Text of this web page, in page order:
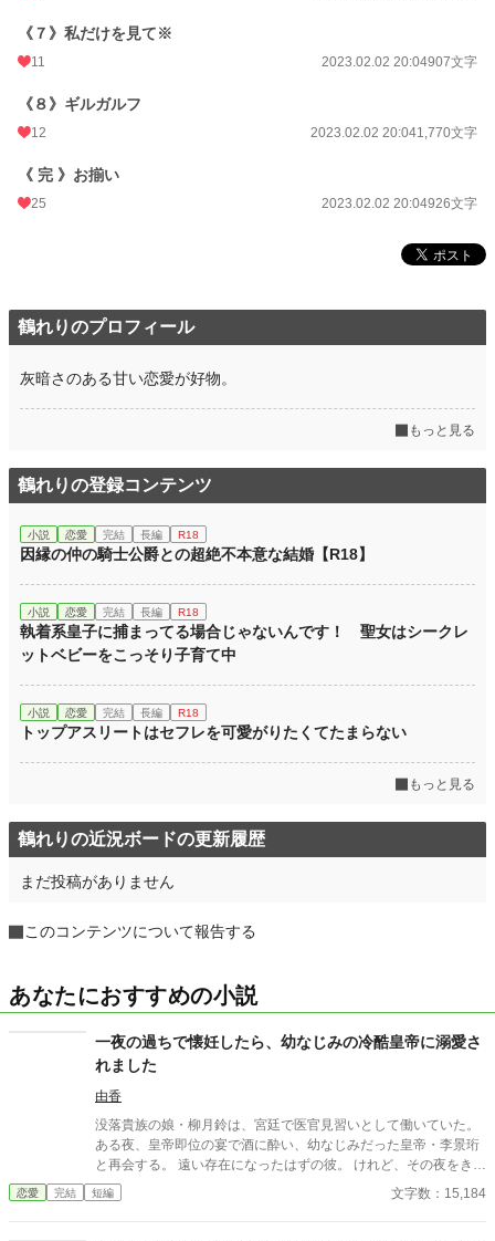
《７》私だけを見て※
11 2023.02.02 20:04907文字
《８》ギルガルフ
12 2023.02.02 20:041,770文字
《 完 》お揃い
25 2023.02.02 20:04926文字
鶴れりのプロフィール
灰暗さのある甘い恋愛が好物。
もっと見る
鶴れりの登録コンテンツ
小説 恋愛 完結 長編 R18
因縁の仲の騎士公爵との超絶不本意な結婚【R18】
小説 恋愛 完結 長編 R18
執着系皇子に捕まってる場合じゃないんです！ 聖女はシークレ
ットベビーをこっそり子育て中
小説 恋愛 完結 長編 R18
トップアスリートはセフレを可愛がりたくてたまらない
もっと見る
鶴れりの近況ボードの更新履歴
まだ投稿がありません
このコンテンツについて報告する
あなたにおすすめの小説
一夜の過ちで懐妊したら、幼なじみの冷酷皇帝に溺愛さ
れました
由香
没落貴族の娘・柳月鈴は、宮廷で医官見習いとして働いていた。
ある夜、皇帝即位の宴で酒に酔い、幼なじみだった皇帝・李景珩
と再会する。 遠い存在になったはずの彼。 けれど、その夜をきっ
かけに月鈴の運命は大きく動き出す。 冷酷と恐れられる皇帝が、
なぜか彼女だけには甘すぎて――。
恋愛 完結 短編 文字数：15,184